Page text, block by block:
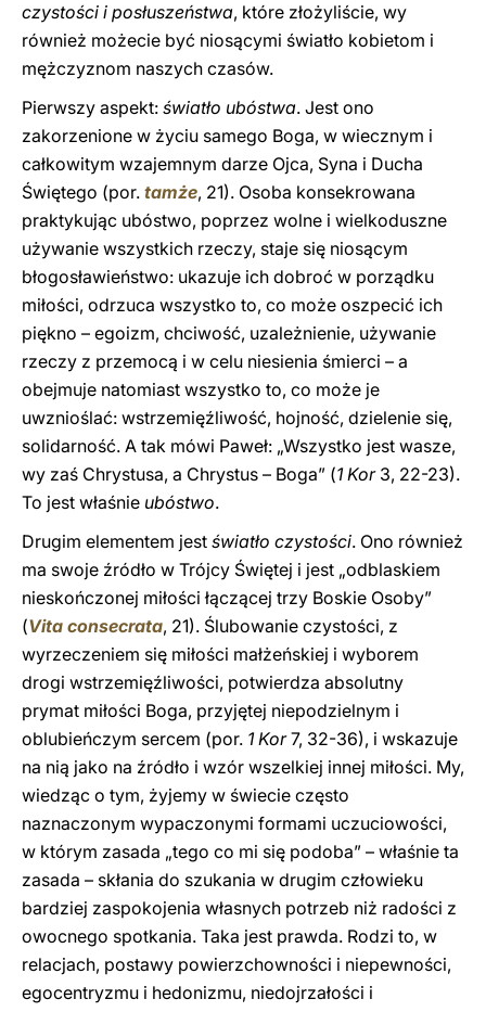
czystości i posłuszeństwa, które złożyliście, wy
również możecie być niosącymi światło kobietom i
mężczyznom naszych czasów.
Pierwszy aspekt: światło ubóstwa. Jest ono
zakorzenione w życiu samego Boga, w wiecznym i
całkowitym wzajemnym darze Ojca, Syna i Ducha
Świętego (por. tamże, 21). Osoba konsekrowana
praktykując ubóstwo, poprzez wolne i wielkoduszne
używanie wszystkich rzeczy, staje się niosącym
błogosławieństwo: ukazuje ich dobroć w porządku
miłości, odrzuca wszystko to, co może oszpecić ich
piękno – egoizm, chciwość, uzależnienie, używanie
rzeczy z przemocą i w celu niesienia śmierci – a
obejmuje natomiast wszystko to, co może je
uwznioślać: wstrzemięźliwość, hojność, dzielenie się,
solidarność. A tak mówi Paweł: „Wszystko jest wasze,
wy zaś Chrystusa, a Chrystus – Boga” (1 Kor3, 22-23).
To jest właśnie ubóstwo.
Drugim elementem jest światło czystości. Ono również
ma swoje źródło w Trójcy Świętej i jest „odblaskiem
nieskończonej miłości łączącej trzy Boskie Osoby”
(Vita consecrata, 21). Ślubowanie czystości, z
wyrzeczeniem się miłości małżeńskiej i wyborem
drogi wstrzemięźliwości, potwierdza absolutny
prymat miłości Boga, przyjętej niepodzielnym i
oblubieńczym sercem (por. 1 Kor7, 32-36), i wskazuje
na nią jako na źródło i wzór wszelkiej innej miłości. My,
wiedząc o tym, żyjemy w świecie często
naznaczonym wypaczonymi formami uczuciowości,
w którym zasada „tego co mi się podoba” – właśnie ta
zasada – skłania do szukania w drugim człowieku
bardziej zaspokojenia własnych potrzeb niż radości z
owocnego spotkania. Taka jest prawda. Rodzi to, w
relacjach, postawy powierzchowności i niepewności,
egocentryzmu i hedonizmu, niedojrzałości i